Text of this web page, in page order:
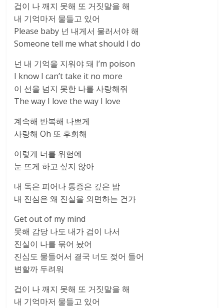
겁이 나 깨지 못해 또 거짓말을 해
내 기억마저 물들고 있어
Please baby 넌 내게서 물러서야 해
Someone tell me what should I do
넌 내 기억을 지워야 돼 I’m poison
I know I can’t take it no more
이 선을 넘지 못한 나를 사랑해줘
The way I love the way I love
계속해 반복해 나쁘게
사랑해 Oh 또 후회해
이렇게 너를 위험에
눈 뜨게 하고 싶지 않아
내 독은 피어나 통증은 깊은 밤
내 진심은 왜 진실을 외면하는 건가
Get out of my mind
못해 감당 나도 내가 겁이 나서
진실이 나를 묶어 놨어
진심도 물들어서 결국 너도 젖어 들어
변할까 두려워
겁이 나 깨지 못해 또 거짓말을 해
내 기억마저 물들고 있어